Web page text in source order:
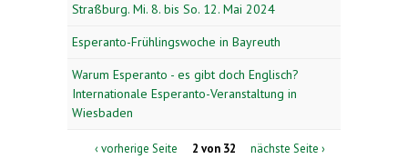
Straßburg. Mi. 8. bis So. 12. Mai 2024
Esperanto-Frühlingswoche in Bayreuth
Warum Esperanto - es gibt doch Englisch?
Internationale Esperanto-Veranstaltung in
Wiesbaden
‹ vorherige Seite 2 von 32 nächste Seite ›